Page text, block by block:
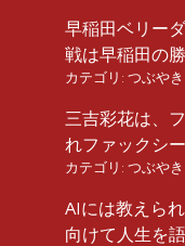
早稲田ベリー
戦は早稲田の
カテゴリ: つぶやき
三吉彩花は、
れファックシ
カテゴリ: つぶやき
AIには教えら
向けて人生を